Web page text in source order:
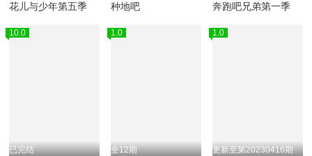
花儿与少年第五季 种地吧 奔跑吧兄弟第一季
10.0
已完结
1.0
全12期
1.0
更新至第20230416期